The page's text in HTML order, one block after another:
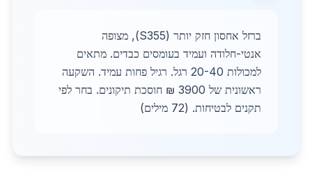
ברזל אחסון חזק יותר (S355), מצופה
אנטי-חלודה ועמיד בעומסים כבדים. מתאים
למכולות 20-40 רגל. רגיל פחות עמיד. השקעה
ראשונית של 3900 ₪ חוסכת תיקונים. בחר לפי
תקנים לבטיחות. (72 מילים)